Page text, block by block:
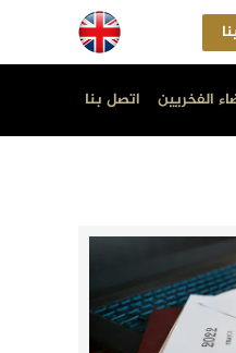
الفخريين اتصل بنا